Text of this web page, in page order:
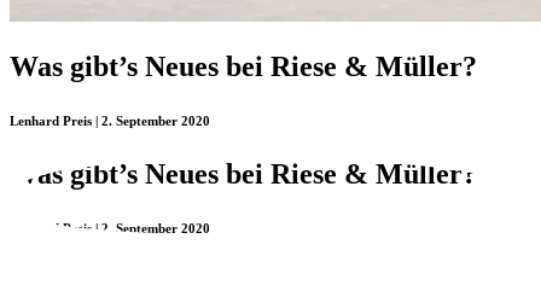
Was gibt’s Neues bei Riese & Müller?
Lenhard Preis | 2. September 2020
Was gibt’s Neues bei Riese & Müller?
Lenhard Preis | 2. September 2020